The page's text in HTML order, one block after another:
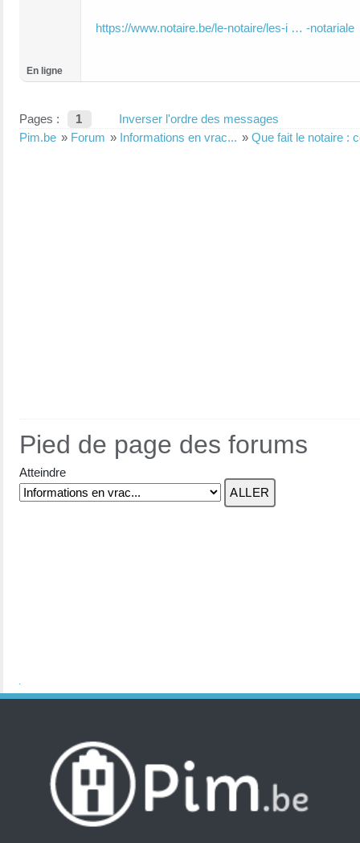
https://www.notaire.be/le-notaire/les-i … -notariale
En ligne
Pages : 1
Inverser l'ordre des messages
Pim.be » Forum » Informations en vrac... » Que fait le notaire :
Pied de page des forums
Atteindre